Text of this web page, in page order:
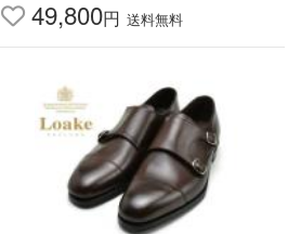
49,800円 送料無料